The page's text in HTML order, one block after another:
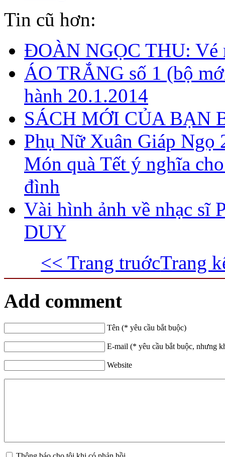
Tin cũ hơn:
ĐOÀN NGỌC THU: Vé
ÁO TRẮNG số 1 (bộ
hành 20.1.2014
SÁCH MỚI CỦA BẠN
Phụ Nữ Xuân Giáp Ngọ
Món quà Tết ý nghĩa
đình
Vài hình ảnh về nhạc sĩ
DUY
<< Trang truớcTrang
Add comment
Tên (* yêu cầu bắt buộc)
E-mail (* yêu cầu bắt buộc, nhưng
Website